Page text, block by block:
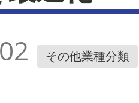
その他業種分類